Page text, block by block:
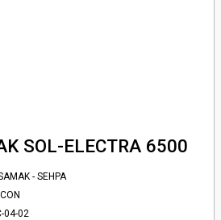
SOL-ELECTRA 6500
- SEHPA
04-02